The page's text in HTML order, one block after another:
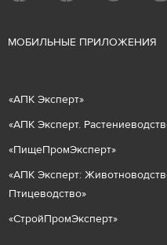
МОБИЛЬНЫЕ ПРИЛОЖЕНИЯ
«АПК Эксперт»
«АПК Эксперт. Растениеводст
«ПищеПромЭксперт»
«АПК Эксперт: Животнов
Птицеводство»
«СтройПромЭксперт»